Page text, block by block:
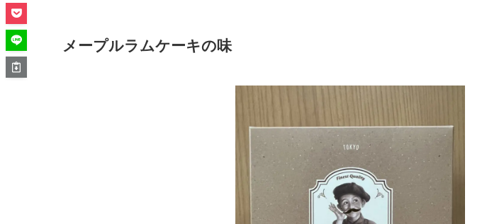
メープルラムケーキの味